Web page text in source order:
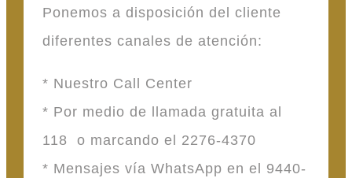
Ponemos a disposición del cliente
diferentes canales de atención:
* Nuestro Call Center
* Por medio de llamada gratuita al
118 o marcando el 2276-4370
* Mensajes vía WhatsApp en el 9440-